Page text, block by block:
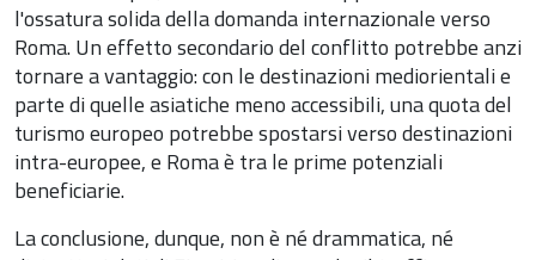
l'ossatura solida della domanda internazionale verso
Roma. Un effetto secondario del conflitto potrebbe anzi
tornare a vantaggio: con le destinazioni mediorientali e
parte di quelle asiatiche meno accessibili, una quota del
turismo europeo potrebbe spostarsi verso destinazioni
intra-europee, e Roma è tra le prime potenziali
beneficiarie.
La conclusione, dunque, non è né drammatica, né